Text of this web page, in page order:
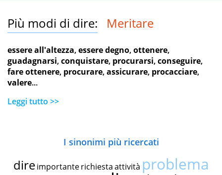
Più modi di dire: Meritare
essere all'altezza,essere degno,ottenere,
guadagnarsi,conquistare, procurarsi,conseguire,
fare ottenere, procurare,assicurare, procacciare,
valere...
Leggi tutto >>
I sinonimi più ricercati
dire importante richiestaattività problema